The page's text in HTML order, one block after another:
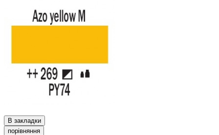
В закладки
порівняння